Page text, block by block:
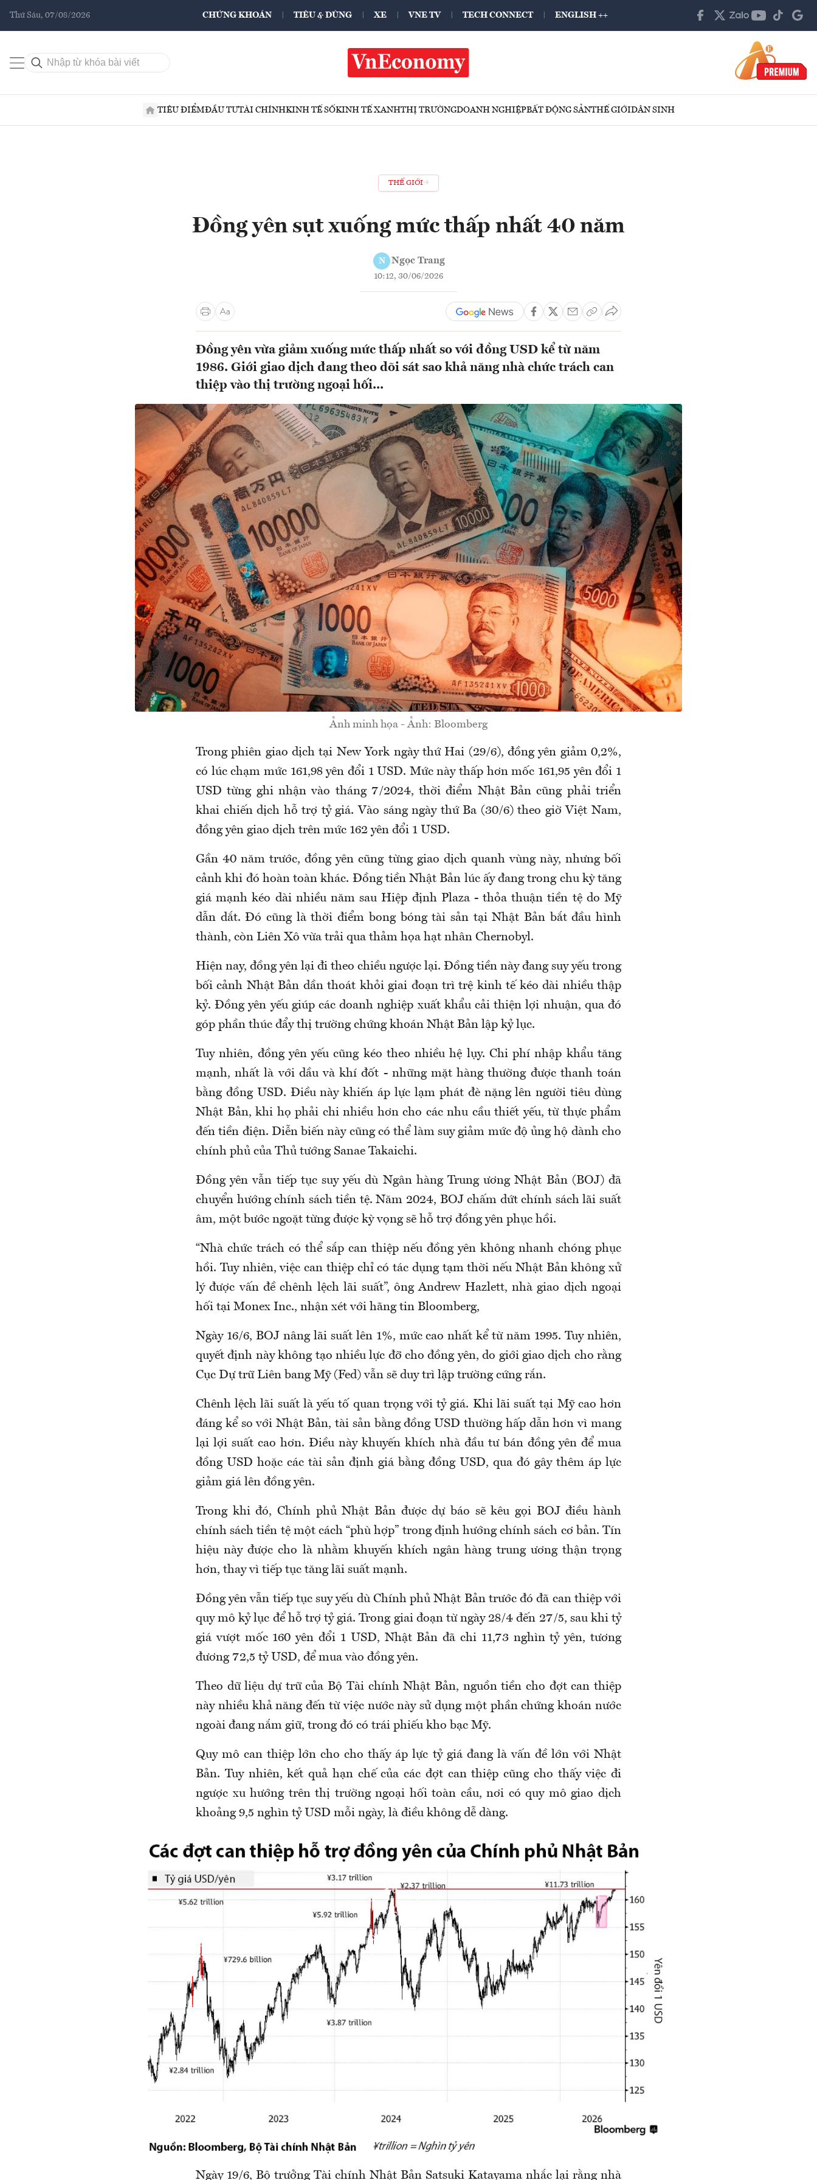
Thứ Sáu, 07/08/2026 CHỨNG KHOÁN TIÊU & DÙNG XE VNE TV TECH CONNECT ENGLISH ++
TIÊU ĐIỂMĐẦU TƯTÀI CHÍNHKINH TẾ SỐKINH TẾ XANHTHỊ TRƯỜNGDOANH NGHIỆPBẤT ĐỘNG SẢNTHẾ GIỚIDÂN SINH
THẾ GIỚI
Đồng yên sụt xuống mức thấp nhất 40 năm
N Ngọc Trang
10:12, 30/06/2026
Đồng yên vừa giảm xuống mức thấp nhất so với đồng USD kể từ năm
1986. Giới giao dịch đang theo dõi sát sao khả năng nhà chức trách can
thiệp vào thị trường ngoại hối...
Ảnh minh họa - Ảnh: Bloomberg
Trong phiên giao dịch tại New York ngày thứ Hai (29/6), đồng yên giảm 0,2%,
có lúc chạm mức 161,98 yên đổi 1 USD. Mức này thấp hơn mốc 161,95 yên đổi 1
USD từng ghi nhận vào tháng 7/2024, thời điểm Nhật Bản cũng phải triển
khai chiến dịch hỗ trợ tỷ giá. Vào sáng ngày thứ Ba (30/6) theo giờ Việt Nam,
đồng yên giao dịch trên mức 162 yên đổi 1 USD.
Gần 40 năm trước, đồng yên cũng từng giao dịch quanh vùng này, nhưng bối
cảnh khi đó hoàn toàn khác. Đồng tiền Nhật Bản lúc ấy đang trong chu kỳ tăng
giá mạnh kéo dài nhiều năm sau Hiệp định Plaza - thỏa thuận tiền tệ do Mỹ
dẫn dắt. Đó cũng là thời điểm bong bóng tài sản tại Nhật Bản bắt đầu hình
thành, còn Liên Xô vừa trải qua thảm họa hạt nhân Chernobyl.
Hiện nay, đồng yên lại đi theo chiều ngược lại. Đồng tiền này đang suy yếu trong
bối cảnh Nhật Bản dần thoát khỏi giai đoạn trì trệ kinh tế kéo dài nhiều thập
kỷ. Đồng yên yếu giúp các doanh nghiệp xuất khẩu cải thiện lợi nhuận, qua đó
góp phần thúc đẩy thị trường chứng khoán Nhật Bản lập kỷ lục.
Tuy nhiên, đồng yên yếu cũng kéo theo nhiều hệ lụy. Chi phí nhập khẩu tăng
mạnh, nhất là với dầu và khí đốt - những mặt hàng thường được thanh toán
bằng đồng USD. Điều này khiến áp lực lạm phát đè nặng lên người tiêu dùng
Nhật Bản, khi họ phải chi nhiều hơn cho các nhu cầu thiết yếu, từ thực phẩm
đến tiền điện. Diễn biến này cũng có thể làm suy giảm mức độ ủng hộ dành cho
chính phủ của Thủ tướng Sanae Takaichi.
Đồng yên vẫn tiếp tục suy yếu dù Ngân hàng Trung ương Nhật Bản (BOJ) đã
chuyển hướng chính sách tiền tệ. Năm 2024, BOJ chấm dứt chính sách lãi suất
âm, một bước ngoặt từng được kỳ vọng sẽ hỗ trợ đồng yên phục hồi.
“Nhà chức trách có thể sắp can thiệp nếu đồng yên không nhanh chóng phục
hồi. Tuy nhiên, việc can thiệp chỉ có tác dụng tạm thời nếu Nhật Bản không xử
lý được vấn đề chênh lệch lãi suất”, ông Andrew Hazlett, nhà giao dịch ngoại
hối tại Monex Inc., nhận xét với hãng tin Bloomberg,
Ngày 16/6, BOJ nâng lãi suất lên 1%, mức cao nhất kể từ năm 1995. Tuy nhiên,
quyết định này không tạo nhiều lực đỡ cho đồng yên, do giới giao dịch cho rằng
Cục Dự trữ Liên bang Mỹ (Fed) vẫn sẽ duy trì lập trường cứng rắn.
Chênh lệch lãi suất là yếu tố quan trọng với tỷ giá. Khi lãi suất tại Mỹ cao hơn
đáng kể so với Nhật Bản, tài sản bằng đồng USD thường hấp dẫn hơn vì mang
lại lợi suất cao hơn. Điều này khuyến khích nhà đầu tư bán đồng yên để mua
đồng USD hoặc các tài sản định giá bằng đồng USD, qua đó gây thêm áp lực
giảm giá lên đồng yên.
Trong khi đó, Chính phủ Nhật Bản được dự báo sẽ kêu gọi BOJ điều hành
chính sách tiền tệ một cách “phù hợp” trong định hướng chính sách cơ bản. Tín
hiệu này được cho là nhằm khuyến khích ngân hàng trung ương thận trọng
hơn, thay vì tiếp tục tăng lãi suất mạnh.
Đồng yên vẫn tiếp tục suy yếu dù Chính phủ Nhật Bản trước đó đã can thiệp với
quy mô kỷ lục để hỗ trợ tỷ giá. Trong giai đoạn từ ngày 28/4 đến 27/5, sau khi tỷ
giá vượt mốc 160 yên đổi 1 USD, Nhật Bản đã chi 11,73 nghìn tỷ yên, tương
đương 72,5 tỷ USD, để mua vào đồng yên.
Theo dữ liệu dự trữ của Bộ Tài chính Nhật Bản, nguồn tiền cho đợt can thiệp
này nhiều khả năng đến từ việc nước này sử dụng một phần chứng khoán nước
ngoài đang nắm giữ, trong đó có trái phiếu kho bạc Mỹ.
Quy mô can thiệp lớn cho cho thấy áp lực tỷ giá đang là vấn đề lớn với Nhật
Bản. Tuy nhiên, kết quả hạn chế của các đợt can thiệp cũng cho thấy việc đi
ngược xu hướng trên thị trường ngoại hối toàn cầu, nơi có quy mô giao dịch
khoảng 9,5 nghìn tỷ USD mỗi ngày, là điều không dễ dàng.
Ngày 19/6, Bộ trưởng Tài chính Nhật Bản Satsuki Katayama nhắc lại rằng nhà